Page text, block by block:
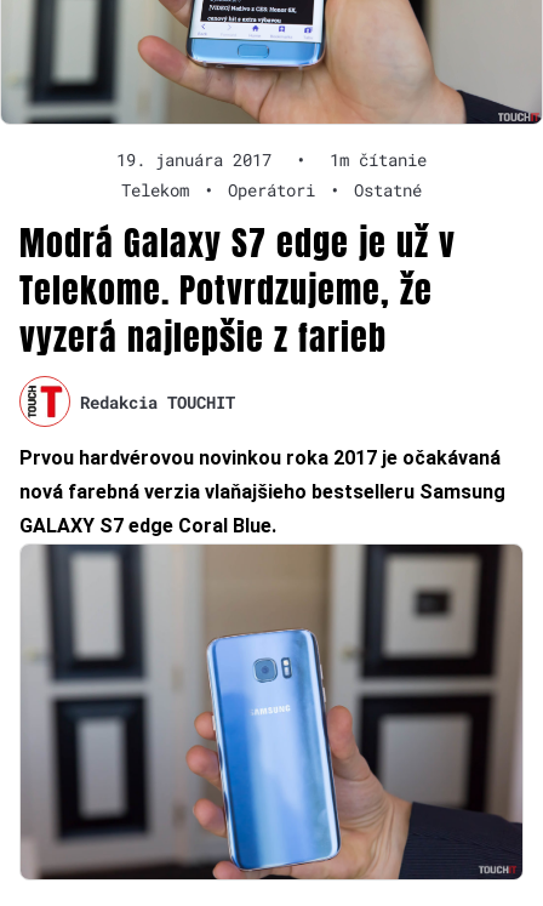
19. januára 2017 •
1m čítanie
Telekom
• Operátori • Ostatné
Modrá Galaxy S7 edge je už v
Telekome. Potvrdzujeme, že
vyzerá najlepšie z farieb
Redakcia TOUCHIT
Prvou hardvérovou novinkou roka 2017 je očakávaná
nová farebná verzia vlaňajšieho bestselleru Samsung
GALAXY S7 edge Coral Blue.